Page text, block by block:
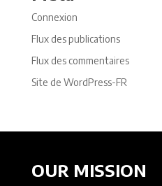
Connexion
Flux des publications
Flux des commentaires
Site de WordPress-FR
OUR MISSION